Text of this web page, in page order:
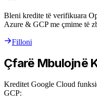
Bleni kredite të verifikuara
Azure & GCP me çmime të
Filloni
Çfarë Mbulojnë
Kreditet Google Cloud
GCP: